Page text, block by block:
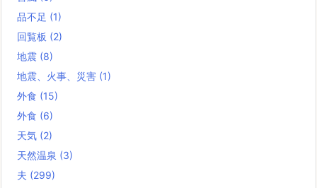
品不足 (1)
回覧板 (2)
地震 (8)
地震、火事、災害 (1)
外食 (15)
外食 (6)
天気 (2)
天然温泉 (3)
夫 (299)